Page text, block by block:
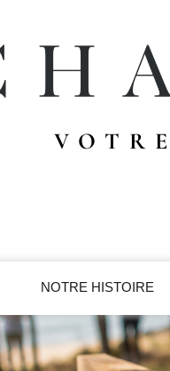
NOTRE HISTOIRE